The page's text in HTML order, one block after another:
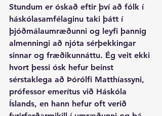
Stundum er óskað eftir því að fólk í
háskólasamfélaginu taki þátt í
þjóðmálaumræðunni og leyfi þannig
almenningi að njóta sérþekkingar
sinnar og fræðikunnáttu. Ég veit ekki
hvort þessi ósk hefur beinst
sérstaklega að Þórólfi Matthíassyni,
prófessor emerítus við Háskóla
Íslands, en hann hefur oft verið